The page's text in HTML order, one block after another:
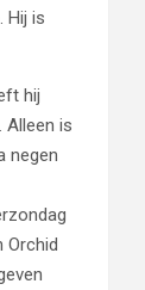
Hij is
hij
Alleen is
negen
Orchid